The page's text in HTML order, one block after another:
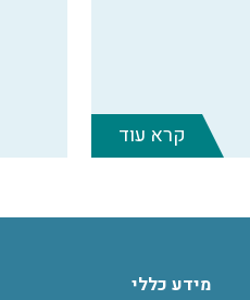
קרא עוד
מידע כללי